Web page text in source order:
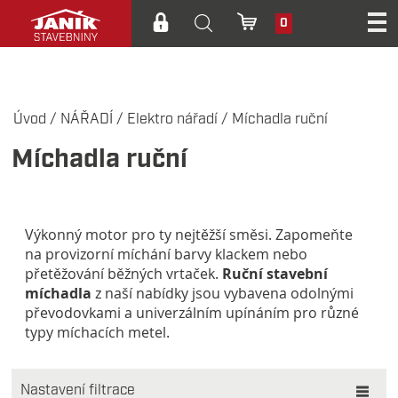
0
Úvod / NÁŘADÍ / Elektro nářadí / Míchadla ruční
Míchadla ruční
Výkonný motor pro ty nejtěžší směsi. Zapomeňte
na provizorní míchání barvy klackem nebo
přetěžování běžných vrtaček. Ruční stavební
míchadla z naší nabídky jsou vybavena odolnými
převodovkami a univerzálním upínáním pro různé
typy míchacích metel.
Nastavení filtrace